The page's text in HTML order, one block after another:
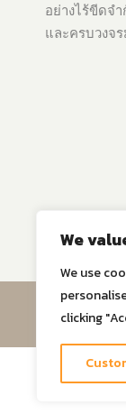
We
We use
clicking
อย่างไร้ขีดจ
และครบวงจ